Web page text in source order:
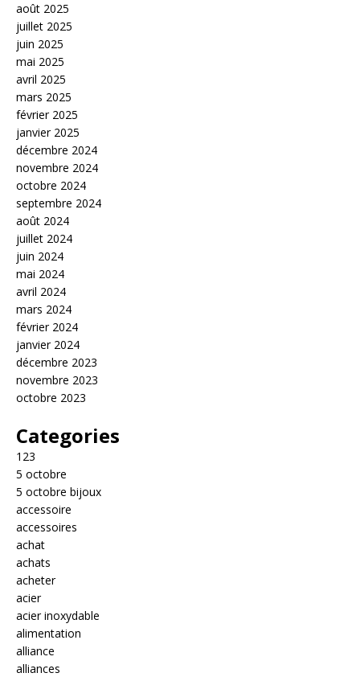
août 2025
juillet 2025
juin 2025
mai 2025
avril 2025
mars 2025
février 2025
janvier 2025
décembre 2024
novembre 2024
octobre 2024
septembre 2024
août 2024
juillet 2024
juin 2024
mai 2024
avril 2024
mars 2024
février 2024
janvier 2024
décembre 2023
novembre 2023
octobre 2023
Categories
123
5 octobre
5 octobre bijoux
accessoire
accessoires
achat
achats
acheter
acier
acier inoxydable
alimentation
alliance
alliances